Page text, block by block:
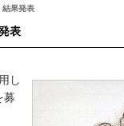
結果発表
表
し
募